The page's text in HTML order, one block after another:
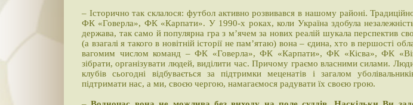
– Історично так склалося: футбол активно розвивався в нашому районі.
ФК «Говерла», ФК «Карпати». У 1990-х роках, коли Україна здобула
держава, так само й популярна гра з м’ячем за нових реалій шукала перспектив
(а взагалі я такого в новітній історії не пам’ятаю) вона – єдина, хто в першості
вагомим числом команд – ФК «Говерла», ФК «Карпати», ФК «Кісва», ФК
зібрати, організувати людей, виділити час. Причому граємо власними силами.
клубів сьогодні відбувається за підтримки меценатів і загалом
підтримати нас, а ми, своєю чергою, намагаємося радувати їх своєю грою.